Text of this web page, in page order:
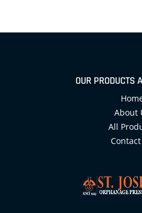
OUR PRODUCTS
About
All
Contact